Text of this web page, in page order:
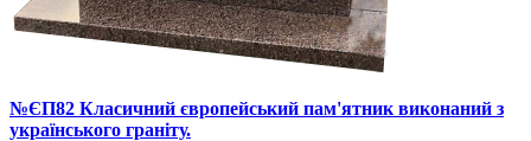
№ЄП82 Класичний європейський пам'ятник виконаний з
українського граніту.